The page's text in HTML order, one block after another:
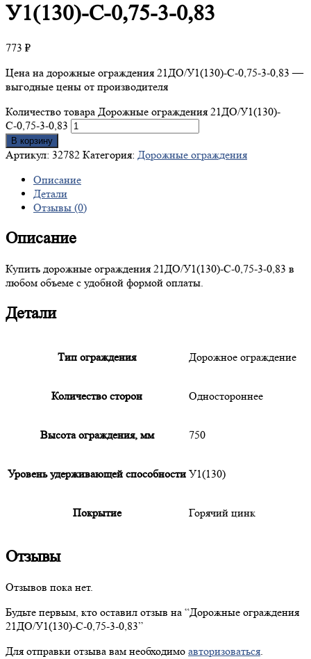
У1(130)-С-0,75-3-0,83
773 ₽
Цена на дорожные ограждения 21ДО/У1(130)-С-0,75-3-0,83 —
выгодные цены от производителя
Количество товара Дорожные ограждения 21ДО/У1(130)-
С-0,75-3-0,83
В корзину
Артикул: 32782 Категория: Дорожные ограждения
Описание
Детали
Отзывы (0)
Описание
Купить дорожные ограждения 21ДО/У1(130)-С-0,75-3-0,83 в
любом объеме с удобной формой оплаты.
Детали
Тип ограждения Дорожное ограждение
Количество сторон Одностороннее
Высота ограждения, мм 750
Уровень удерживающей способности У1(130)
Покрытие Горячий цинк
Отзывы
Отзывов пока нет.
Будьте первым, кто оставил отзыв на “Дорожные ограждения
21ДО/У1(130)-С-0,75-3-0,83”
Для отправки отзыва вам необходимо авторизоваться